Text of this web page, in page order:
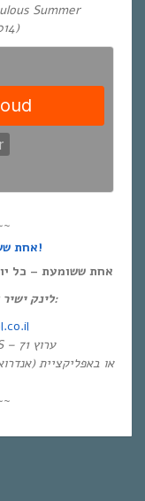
Summer
אחת ששומעת – גם בפייסבוק!
אחת ששומעת – כל יום
לינק ישיר לעמוד שלי, להאזנה און-דימנד:
בטלויזיה: HOT – ערוץ 87 | YES – ערוץ 71
אפליקציה לסמרטפון: Eol Radio (אנדרואיד/אייפון) או באפליקציית